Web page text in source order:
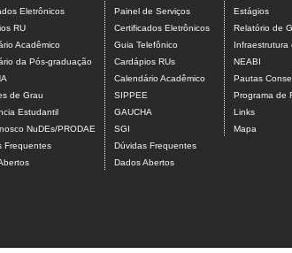
Eletrônicos
RU
Acadêmico
da Pós-graduação
de Grau
Estudantil
NuDEs/PRODAE
Frequentes
Painel de Serviços
Certificados Eletrônicos
Guia Telefônico
Cardápios RUs
Calendário Acadêmico
SIPPEE
GAUCHA
SGI
Dúvidas Frequentes
Dados Abertos
Estágios
Relatório de
Infraestrutura
NEABI
Pautas
Programa de
Links
Mapa